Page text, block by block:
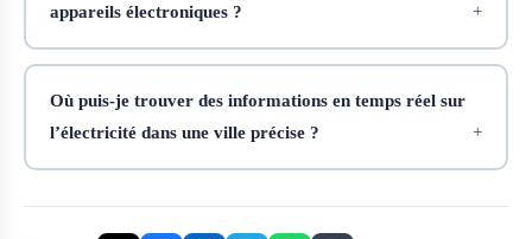
appareils électroniques ?
Où puis-je trouver des informations en temps réel sur
l’électricité dans une ville précise ?